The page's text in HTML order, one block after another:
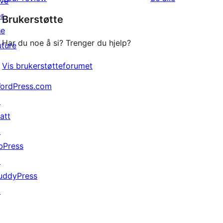
star
reviews
Brukerstøtte
Har du noe å si? Trenger du hjelp?
Vis brukerstøtteforumet